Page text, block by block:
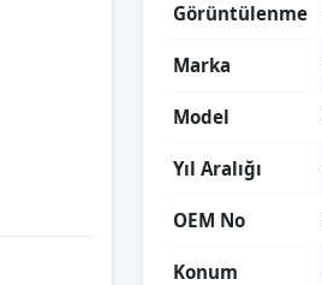
Görüntülenme
Marka
Model
Yıl Aralığı
OEM No
Konum